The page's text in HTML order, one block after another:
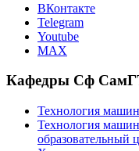
ВКонтакте
Telegram
Youtube
MAX
Кафедры Сф
Технология
Технология